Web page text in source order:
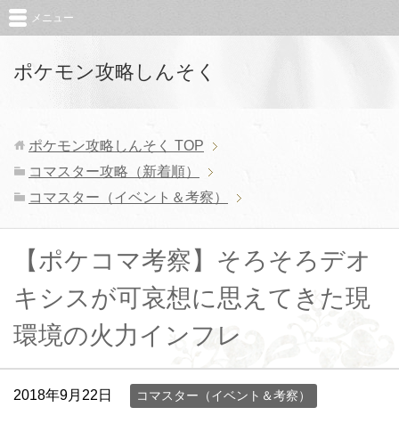
ポケモン攻略しんそく
メニュー
ポケモン攻略しんそく TOP
コマスター攻略（新着順）
コマスター（イベント＆考察）
【ポケコマ考察】そろそろデオ
キシスが可哀想に思えてきた現
環境の火力インフレ
2018年9月22日 コマスター（イベント＆考察）